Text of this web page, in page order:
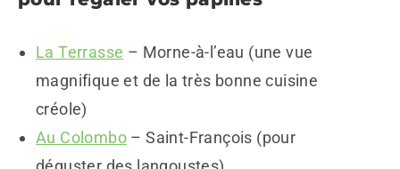
La Terrasse – Morne-à-l’eau (une vue
magnifique et de la très bonne cuisine
créole)
Au Colombo – Saint-François (pour